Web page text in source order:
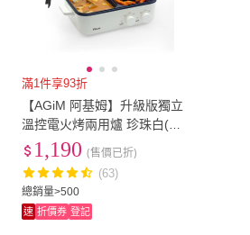
滿1件享93折
【AGiM 阿基姆】升級版獨立
溫控電火烤兩用爐 珍珠白(H
Y-310-WH)
總銷量>500
1,190 (售價已折)
(63)
速 折價券 登記